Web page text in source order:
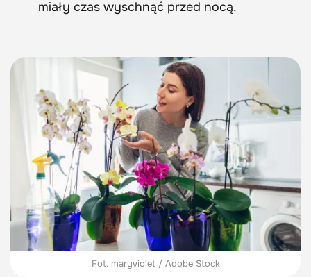
miały czas wyschnąć przed nocą.
Fot. maryviolet / Adobe Stock